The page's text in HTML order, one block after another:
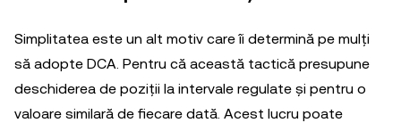
Simplitatea este un alt motiv care îi determină pe mulți
să adopte DCA. Pentru că această tactică presupune
deschiderea de poziții la intervale regulate și pentru o
valoare similară de fiecare dată. Acest lucru poate